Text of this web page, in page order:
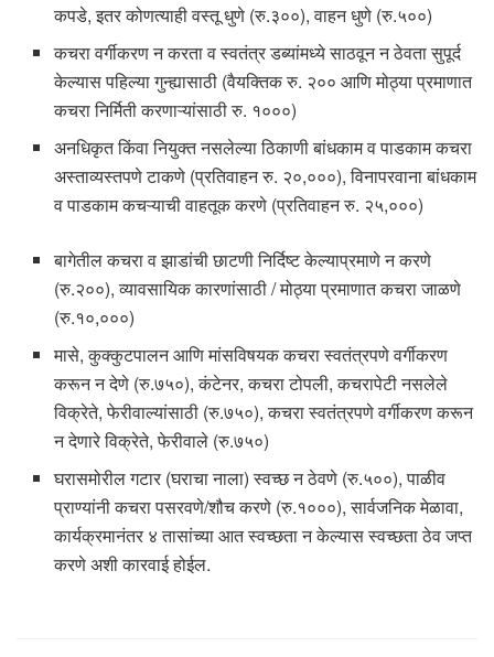
कपडे, इतर कोणत्याही वस्तू धुणे (रु.३००), वाहन धुणे (रु.५००)
कचरा वर्गीकरण न करता व स्वतंत्र डब्यांमध्ये साठवून न ठेवता सुपूर्द
केल्यास पहिल्या गुन्ह्यासाठी (वैयक्तिक रु. २०० आणि मोठ्या प्रमाणात
कचरा निर्मिती करणाऱ्यांसाठी रु. १०००)
अनधिकृत किंवा नियुक्त नसलेल्या ठिकाणी बांधकाम व पाडकाम कचरा
अस्ताव्यस्तपणे टाकणे (प्रतिवाहन रु. २०,०००), विनापरवाना बांधकाम
व पाडकाम कचऱ्याची वाहतूक करणे (प्रतिवाहन रु. २५,०००)
बागेतील कचरा व झाडांची छाटणी निर्दिष्ट केल्याप्रमाणे न करणे
(रु.२००), व्यावसायिक कारणांसाठी / मोठ्या प्रमाणात कचरा जाळणे
(रु.१०,०००)
मासे, कुक्कुटपालन आणि मांसविषयक कचरा स्वतंत्रपणे वर्गीकरण
करून न देणे (रु.७५०), कंटेनर, कचरा टोपली, कचरापेटी नसलेले
विक्रेते, फेरीवाल्यांसाठी (रु.७५०), कचरा स्वतंत्रपणे वर्गीकरण करून
न देणारे विक्रेते, फेरीवाले (रु.७५०)
घरासमोरील गटार (घराचा नाला) स्वच्छ न ठेवणे (रु.५००), पाळीव
प्राण्यांनी कचरा पसरवणे/शौच करणे (रु.१०००), सार्वजनिक मेळावा,
कार्यक्रमानंतर ४ तासांच्या आत स्वच्छता न केल्यास स्वच्छता ठेव जप्त
करणे अशी कारवाई होईल.